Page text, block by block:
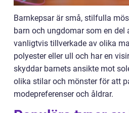
Barnkepsar är små, stilfulla
barn och ungdomar som en del
vanligtvis tillverkade av olika
polyester eller ull och har en
skyddar barnets ansikte mot
olika stilar och mönster för att
modepreferenser och åldrar.